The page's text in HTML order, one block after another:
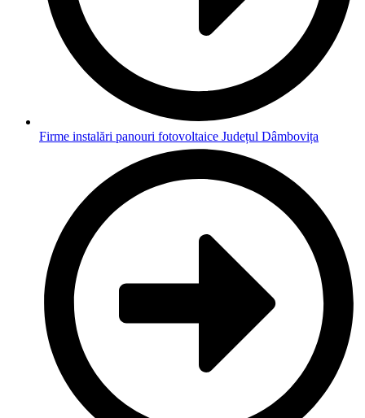
Firme instalări panouri fotovoltaice Județul Dâmbovița